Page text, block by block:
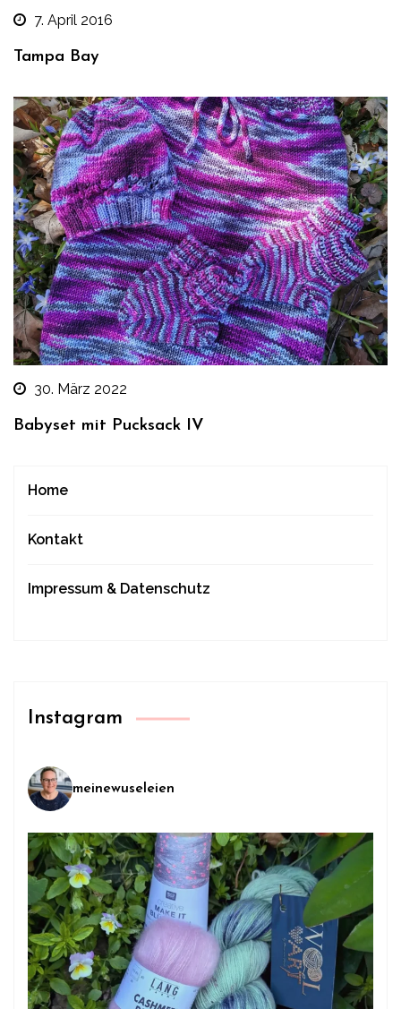
7. April 2016
Tampa Bay
30. März 2022
Babyset mit Pucksack IV
Home
Kontakt
Impressum & Datenschutz
Instagram
meinewuseleien